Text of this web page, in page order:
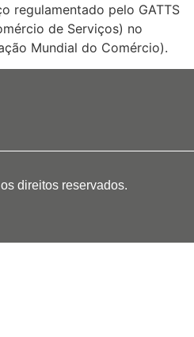
regulamentado pelo GATTS
de Serviços) no
Mundial do Comércio).
direitos reservados.